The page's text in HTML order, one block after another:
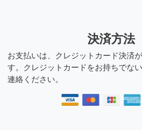
決済方法
お支払いは、クレジットカード決済
す。クレジットカードをお持ちでな
連絡ください。